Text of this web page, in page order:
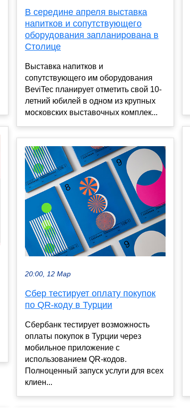
В середине апреля выставка
напитков и сопутствующего
оборудования запланирована в
Столице
Выставка напитков и
сопутствующего им оборудования
BeviTec планирует отметить свой 10-
летний юбилей в одном из крупных
московских выставочных комплек...
20:00, 12 Мар
Сбер тестирует оплату покупок
по QR-коду в Турции
Сбербанк тестирует возможность
оплаты покупок в Турции через
мобильное приложение с
использованием QR-кодов.
Полноценный запуск услуги для всех
клиен...